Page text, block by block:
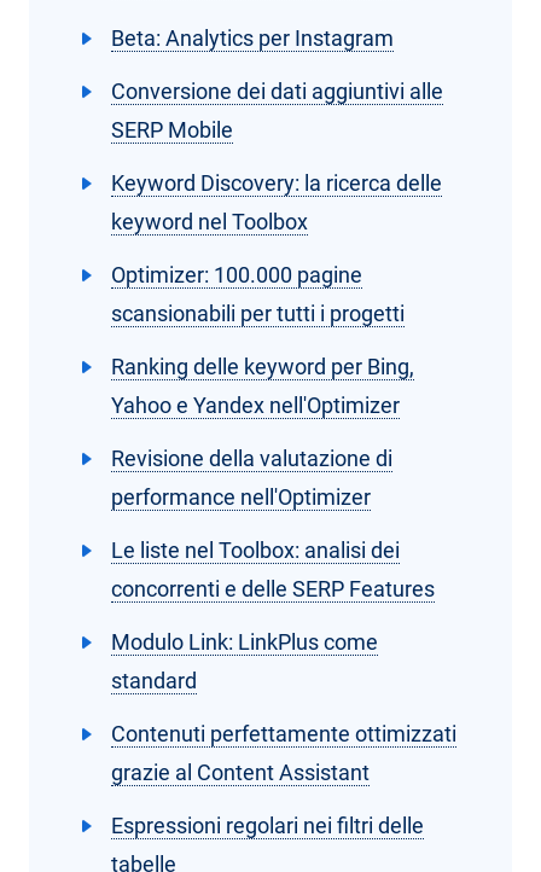
Beta: Analytics per Instagram
Conversione dei dati aggiuntivi alle
SERP Mobile
Keyword Discovery: la ricerca delle
keyword nel Toolbox
Optimizer: 100.000 pagine
scansionabili per tutti i progetti
Ranking delle keyword per Bing,
Yahoo e Yandex nell'Optimizer
Revisione della valutazione di
performance nell'Optimizer
Le liste nel Toolbox: analisi dei
concorrenti e delle SERP Features
Modulo Link: LinkPlus come
standard
Contenuti perfettamente ottimizzati
grazie al Content Assistant
Espressioni regolari nei filtri delle
tabelle